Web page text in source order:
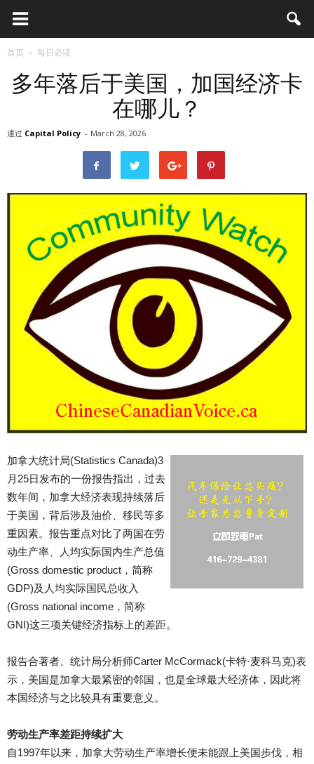
首页 每日必读
多年落后于美国，加国经济卡
在哪儿？
通过 Capital Policy - March 28, 2026
加拿大统计局(Statistics Canada)3
月25日发布的一份报告指出，过去
数年间，加拿大经济表现持续落后
于美国，背后涉及油价、移民等多
重因素。报告重点对比了两国在劳
动生产率、人均实际国内生产总值
(Gross domestic product，简称
GDP)及人均实际国民总收入
(Gross national income，简称
GNI)这三项关键经济指标上的差距。
报告合著者、统计局分析师Carter McCormack(卡特·麦科马克)表
示，美国是加拿大最紧密的邻国，也是全球最大经济体，因此将
本国经济与之比较具有重要意义。
劳动生产率差距持续扩大
自1997年以来，加拿大劳动生产率增长便未能跟上美国步伐，相